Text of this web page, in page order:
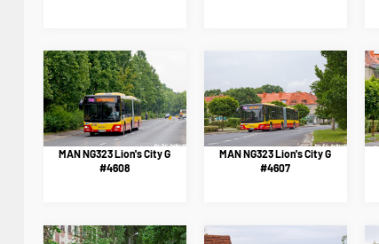
MAN NG323 Lion's City G
#4608
MAN NG323 Lion's City G
#4607